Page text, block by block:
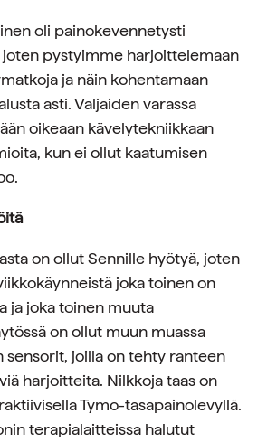
oli painokevennetysti
pystyimme harjoittelemaan
ja näin kohentamaan
asti. Valjaiden varassa
oikeaan kävelytekniikkaan
kun ei ollut kaatumisen
on ollut Sennille hyötyä, joten
joka toinen on
ja joka toinen muuta
on ollut muun muassa
sensorit, joilla on tehty ranteen
harjoitteita. Nilkkoja taas on
Tymo-tasapainolevyllä.
terapialaitteissa halutut